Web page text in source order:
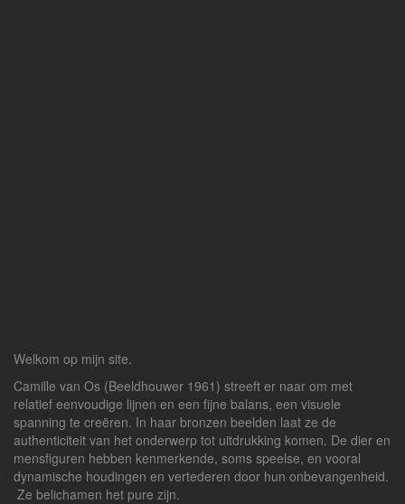
Welkom op mijn site.
Camille van Os (Beeldhouwer 1961) streeft er naar om met
relatief eenvoudige lijnen en een fijne balans, een visuele
spanning te creëren. In haar bronzen beelden laat ze de
authenticiteit van het onderwerp tot uitdrukking komen. De dier en
mensfiguren hebben kenmerkende, soms speelse, en vooral
dynamische houdingen en vertederen door hun onbevangenheid.
Ze belichamen het pure zijn.